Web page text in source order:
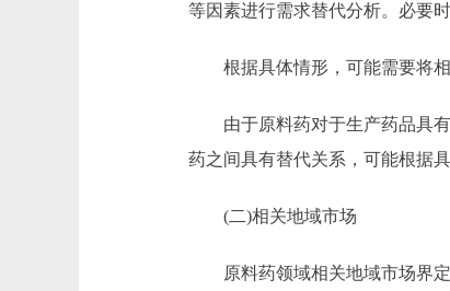
等因素进行需求替代分析。必要
根据具体情形，可能需要将相
由于原料药对于生产药品具有
药之间具有替代关系，可能根据
(二)相关地域市场
原料药领域相关地域市场界定